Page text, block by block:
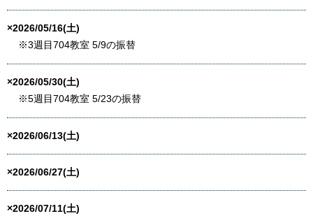
×2026/05/16(土)
※3週目704教室 5/9の振替
×2026/05/30(土)
※5週目704教室 5/23の振替
×2026/06/13(土)
×2026/06/27(土)
×2026/07/11(土)